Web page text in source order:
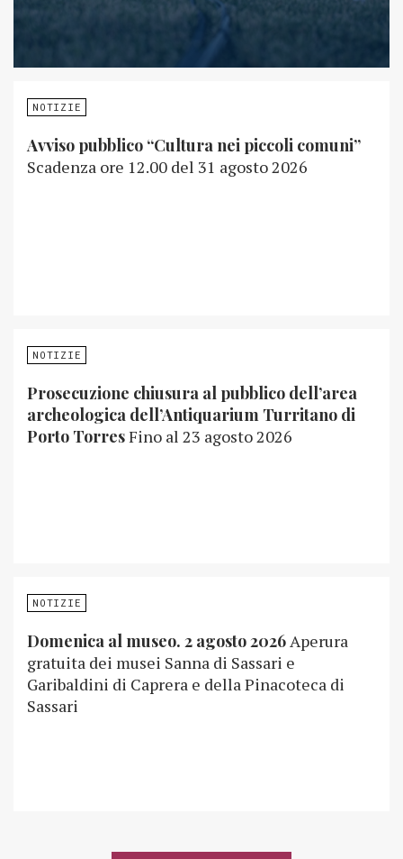
NOTIZIE
Avviso pubblico “Cultura nei piccoli comuni”
Scadenza ore 12.00 del 31 agosto 2026
NOTIZIE
Prosecuzione chiusura al pubblico dell’area
archeologica dell’Antiquarium Turritano di
Porto TorresFino al 23 agosto 2026
NOTIZIE
Domenica al museo. 2 agosto 2026Aperura
gratuita dei musei Sanna di Sassari e
Garibaldini di Caprera e della Pinacoteca di
Sassari